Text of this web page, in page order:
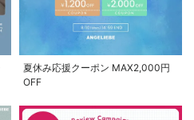
夏休み応援クーポン MAX2,000円
OFF